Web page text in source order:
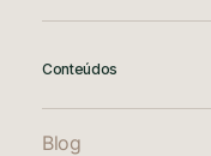
Conteúdos
Blog